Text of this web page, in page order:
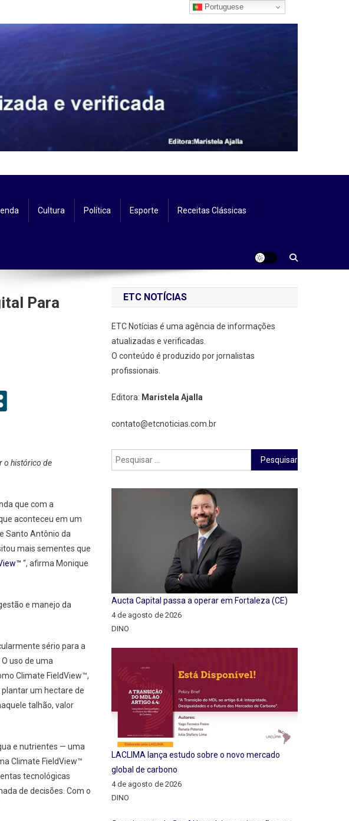
Cultura Política Esporte Receitas Clássicas
Para
o histórico de
que com a
aconteceu em um
Santo Antônio da
mais sementes que
“, afirma Monique
e manejo da
sério para a
uso de uma
Climate FieldView™,
um hectare de
talhão, valor
e nutrientes — uma
Climate FieldView™
tecnológicas
de decisões. Com o
ETC NOTÍCIAS
ETC Notícias é uma agência de informações
atualizadas e verificadas.
O conteúdo é produzido por jornalistas
profissionais.
Editora: Maristela Ajalla
contato@etcnoticias.com.br
Pesquisar
por:
Aucta Capital passa a operar em Fortaleza (CE)
4 de agosto de 2026
DINO
LACLIMA lança estudo sobre o novo mercado
global de carbono
4 de agosto de 2026
DINO
Portuguese